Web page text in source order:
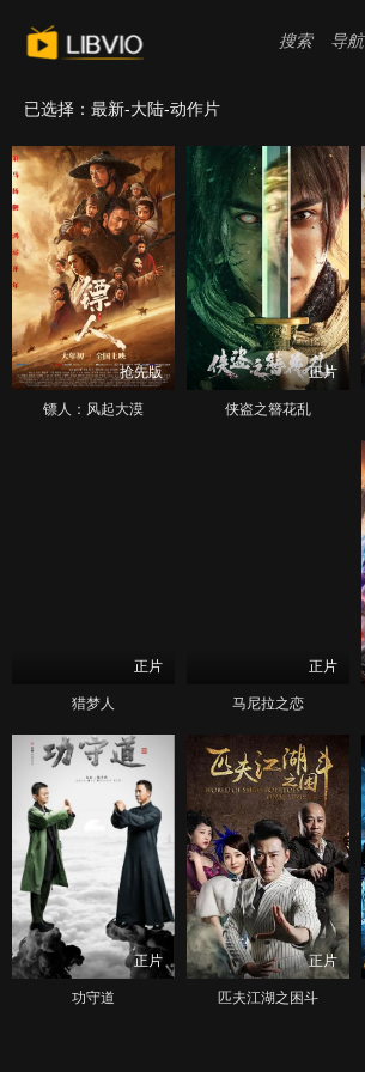
搜索 导航
已选择：最新-大陆-动作片
抢先版
镖人：风起大漠
正片
侠盗之簪花乱
正片
猎梦人
正片
马尼拉之恋
正片
功守道
正片
匹夫江湖之困斗